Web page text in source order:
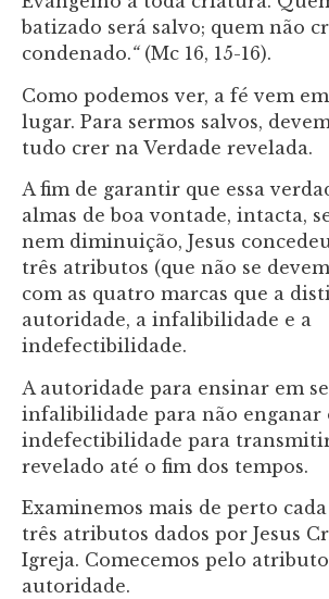
batizado será salvo; quem não
condenado.“(Mc 16, 15-16).
Como podemos ver, a fé vem
lugar. Para sermos salvos,
tudo crer na Verdade revelada.
A fim de garantir que essa
almas de boa vontade, intacta,
nem diminuição, Jesus
três atributos (que não se
com as quatro marcas que a
autoridade, a infalibilidade e a
indefectibilidade.
A autoridade para ensinar em
infalibilidade para não enganar
indefectibilidade para
revelado até o fim dos tempos.
Examinemos mais de perto cada
três atributos dados por Jesus
Igreja. Comecemos pelo
autoridade.